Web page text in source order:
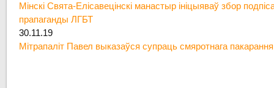
Мінскі Свята-Елісавецінскі манастыр ініцыяваў збор
прапаганды ЛГБТ
30.11.19
Мітрапаліт Павел выказаўся супраць смяротнага пакарання